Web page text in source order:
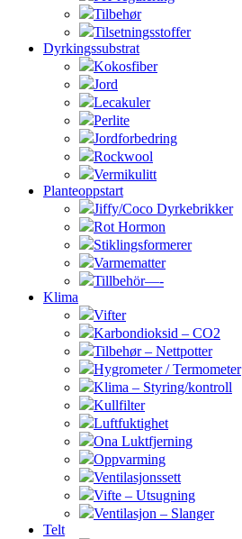
Tilbehør
Tilsetningsstoffer
Dyrkingssubstrat
Kokosfiber
Jord
Lecakuler
Perlite
Jordforbedring
Rockwool
Vermikulitt
Planteoppstart
Jiffy/Coco Dyrkebrikker
Rot Hormon
Stiklingsformerer
Varmematter
Tillbehör—-
Klima
Vifter
Karbondioksid – CO2
Tilbehør – Nettpotter
Hygrometer / Termometer
Klima – Styring/kontroll
Kullfilter
Luftfuktighet
Ona Luktfjerning
Oppvarming
Ventilasjonssett
Vifte – Utsugning
Ventilasjon – Slanger
Telt